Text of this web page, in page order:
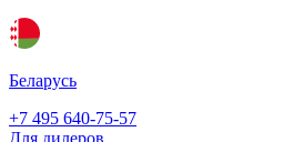
Беларусь
+7 495 640-75-57
Для дилеров